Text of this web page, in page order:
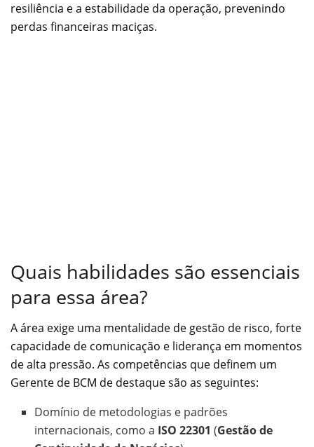
resiliência e a estabilidade da operação, prevenindo
perdas financeiras maciças.
Quais habilidades são essenciais
para essa área?
A área exige uma mentalidade de gestão de risco, forte
capacidade de comunicação e liderança em momentos
de alta pressão. As competências que definem um
Gerente de BCM de destaque são as seguintes:
Domínio de metodologias e padrões
internacionais, como a ISO 22301 (Gestão de